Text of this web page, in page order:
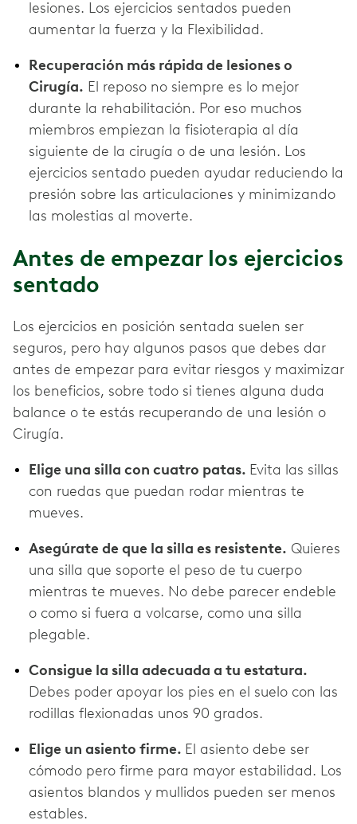
lesiones. Los ejercicios sentados pueden
aumentar la fuerza y la Flexibilidad.
Recuperación más rápida de lesiones o
Cirugía. El reposo no siempre es lo mejor
durante la rehabilitación. Por eso muchos
miembros empiezan la fisioterapia al día
siguiente de la cirugía o de una lesión. Los
ejercicios sentado pueden ayudar reduciendo la
presión sobre las articulaciones y minimizando
las molestias al moverte.
Antes de empezar los ejercicios
sentado
Los ejercicios en posición sentada suelen ser
seguros, pero hay algunos pasos que debes dar
antes de empezar para evitar riesgos y maximizar
los beneficios, sobre todo si tienes alguna duda
balance o te estás recuperando de una lesión o
Cirugía.
Elige una silla con cuatro patas. Evita las sillas
con ruedas que puedan rodar mientras te
mueves.
Asegúrate de que la silla es resistente. Quieres
una silla que soporte el peso de tu cuerpo
mientras te mueves. No debe parecer endeble
o como si fuera a volcarse, como una silla
plegable.
Consigue la silla adecuada a tu estatura.
Debes poder apoyar los pies en el suelo con las
rodillas flexionadas unos 90 grados.
Elige un asiento firme. El asiento debe ser
cómodo pero firme para mayor estabilidad. Los
asientos blandos y mullidos pueden ser menos
estables.